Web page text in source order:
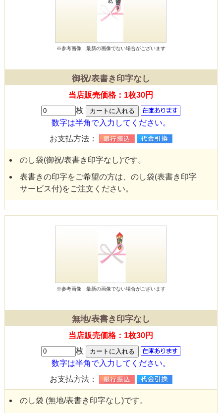
※参考画像 最新の画像でない場合がございます
御祝/表書き印字なし
当店販売価格：1枚30円
枚
数字は半角で入力してください。
お支払方法：
のし袋(御祝/表書き印字なし)です。
表書きの印字をご希望の方は、のし袋(表書き印字
サービス付)をご注文ください。
※参考画像 最新の画像でない場合がございます
無地/表書き印字なし
当店販売価格：1枚30円
枚
数字は半角で入力してください。
お支払方法：
のし袋 (無地/表書き印字なし)です。